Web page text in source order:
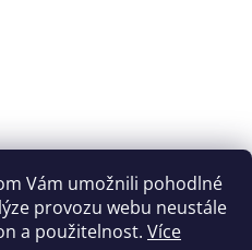
Vám umožnili pohodlné
provozu webu neustále
a použitelnost. Více